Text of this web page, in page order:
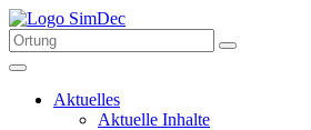
Aktuelles
Aktuelle Inhalte